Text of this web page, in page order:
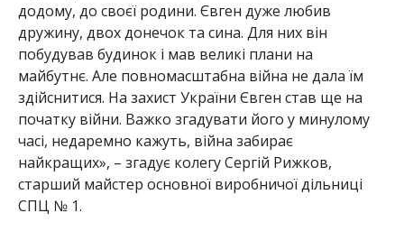
додому, до своєї родини. Євген дуже любив
дружину, двох донечок та сина. Для них він
побудував будинок і мав великі плани на
майбутнє. Але повномасштабна війна не дала їм
здійснитися. На захист України Євген став ще на
початку війни. Важко згадувати його у минулому
часі, недаремно кажуть, війна забирає
найкращих», – згадує колегу Сергій Рижков,
старший майстер основної виробничої дільниці
СПЦ № 1.